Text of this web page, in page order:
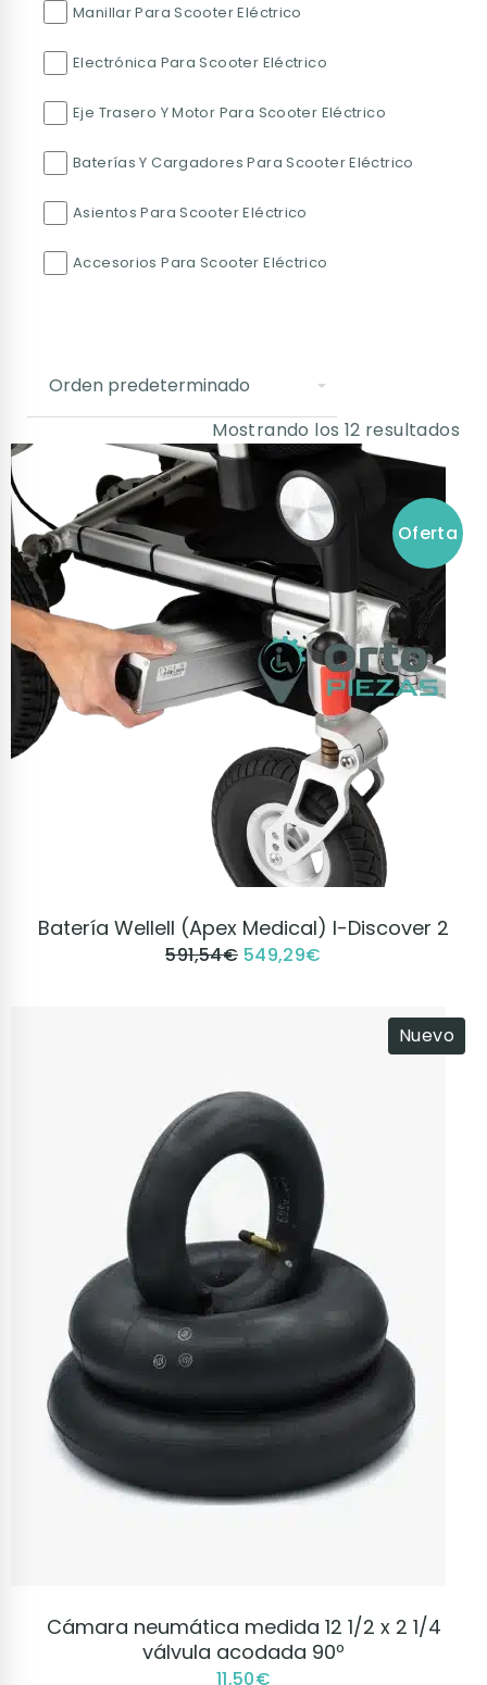
Manillar Para Scooter Eléctrico
Electrónica Para Scooter Eléctrico
Eje Trasero Y Motor Para Scooter Eléctrico
Baterías Y Cargadores Para Scooter Eléctrico
Asientos Para Scooter Eléctrico
Accesorios Para Scooter Eléctrico
Mostrando los 12 resultados
Oferta
VER PRODUCTO
Batería Wellell (Apex Medical) I-Discover 2
591,54€ 549,29€
Nuevo
VER PRODUCTO
Cámara neumática medida 12 1/2 x 2 1/4
válvula acodada 90º
11,50€